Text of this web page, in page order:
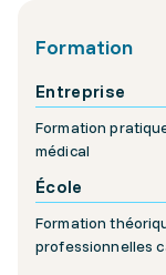
Formation
Entreprise
Formation
médical
École
Formation
professionnelles